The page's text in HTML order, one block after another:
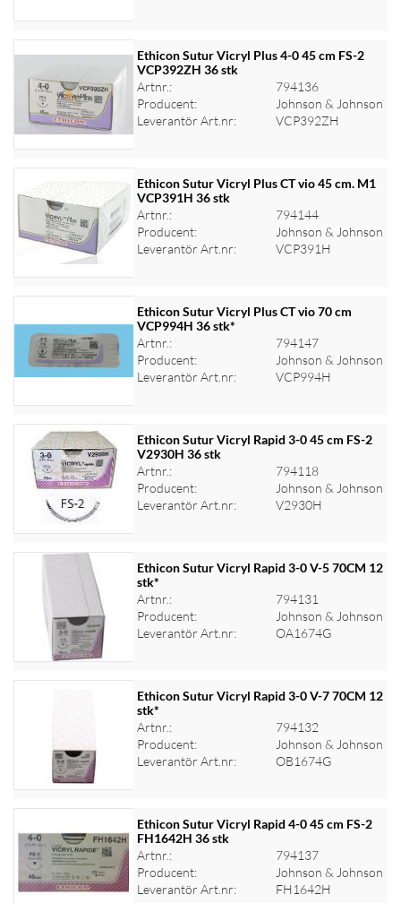
Logga in för priser
Ethicon Sutur Vicryl Plus 4-0 45 cm FS-2
VCP392ZH 36 stk
Artnr.:
794136
Producent:
Johnson & Johnson
Leverantör Art.nr:
VCP392ZH
Logga in för priser
Ethicon Sutur Vicryl Plus CT vio 45 cm. M1
VCP391H 36 stk
Artnr.:
794144
Producent:
Johnson & Johnson
Leverantör Art.nr:
VCP391H
Logga in för priser
Ethicon Sutur Vicryl Plus CT vio 70 cm
VCP994H 36 stk*
Artnr.:
794147
Producent:
Johnson & Johnson
Leverantör Art.nr:
VCP994H
Logga in för priser
Ethicon Sutur Vicryl Rapid 3-0 45 cm FS-2
V2930H 36 stk
Artnr.:
794118
Producent:
Johnson & Johnson
Leverantör Art.nr:
V2930H
Logga in för priser
Ethicon Sutur Vicryl Rapid 3-0 V-5 70CM 12
stk*
Artnr.:
794131
Producent:
Johnson & Johnson
Leverantör Art.nr:
OA1674G
Logga in för priser
Ethicon Sutur Vicryl Rapid 3-0 V-7 70CM 12
stk*
Artnr.:
794132
Producent:
Johnson & Johnson
Leverantör Art.nr:
OB1674G
Logga in för priser
Ethicon Sutur Vicryl Rapid 4-0 45 cm FS-2
FH1642H 36 stk
Artnr.:
794137
Producent:
Johnson & Johnson
Leverantör Art.nr:
FH1642H